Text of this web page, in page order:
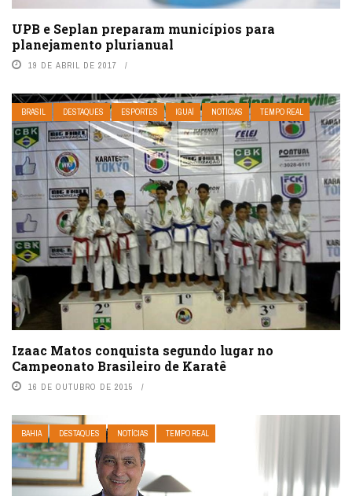
UPB e Seplan preparam municípios para
planejamento plurianual
19 DE ABRIL DE 2017
BRASIL DESTAQUES ESPORTES IGUAÍ NOTÍCIAS TEMPO REAL
Izaac Matos conquista segundo lugar no
Campeonato Brasileiro de Karatê
16 DE OUTUBRO DE 2015
BAHIA DESTAQUES NOTÍCIAS TEMPO REAL